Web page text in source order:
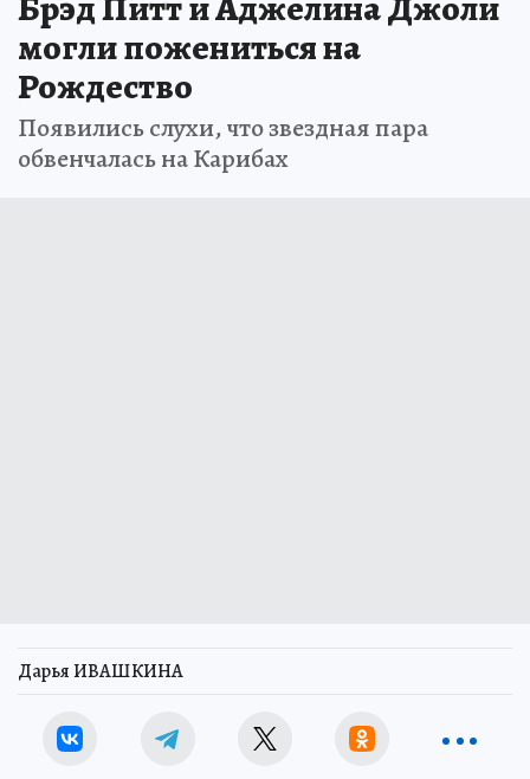
могли пожениться на
Рождество
Появились слухи, что звездная пара
обвенчалась на Карибах
Дарья ИВАШКИНА